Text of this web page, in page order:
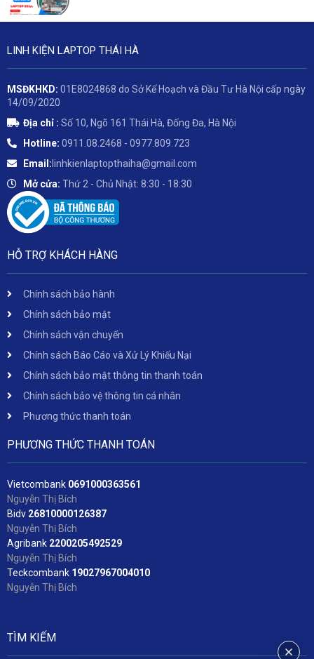
LINH KIỆN LAPTOP THÁI HÀ
MSĐKHKD: 01E8024868 do Sở Kế Hoạch và Đầu Tư Hà Nội cấp ngày
14/09/2020
Địa chỉ : Số 10, Ngõ 161 Thái Hà, Đống Đa, Hà Nội
Hotline: 0911.08.2468 - 0977.809.723
Email: linhkienlaptopthaiha@gmail.com
Mở cửa: Thứ 2 - Chủ Nhật: 8:30 - 18:30
HỖ TRỢ KHÁCH HÀNG
Chính sách bảo hành
Chính sách bảo mật
Chính sách vận chuyển
Chính sách Báo Cáo và Xử Lý Khiếu Nại
Chính sách bảo mật thông tin thanh toán
Chính sách bảo vệ thông tin cá nhân
Phương thức thanh toán
PHƯƠNG THỨC THANH TOÁN
Vietcombank 0691000363561
Nguyễn Thị Bích
Bidv 26810000126387
Nguyễn Thị Bích
Agribank 2200205492529
Nguyễn Thị Bích
Teckcombank 19027967004010
Nguyễn Thị Bích
TÌM KIẾM